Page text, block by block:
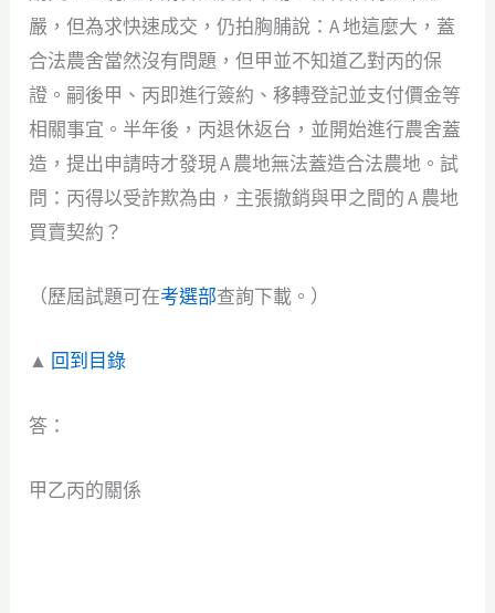
嚴，但為求快速成交，仍拍胸脯說：A 地這麼大，蓋
合法農舍當然沒有問題，但甲並不知道乙對丙的保
證。嗣後甲、丙即進行簽約、移轉登記並支付價金等
相關事宜。半年後，丙退休返台，並開始進行農舍蓋
造，提出申請時才發現 A 農地無法蓋造合法農地。試
問：丙得以受詐欺為由，主張撤銷與甲之間的 A 農地
買賣契約？
（歷屆試題可在考選部查詢下載。）
▲ 回到目錄
答：
甲乙丙的關係